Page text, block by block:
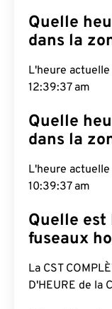
Quelle
dans la
L'heure
12:39:38 am
Quelle
dans la
L'heure
10:39:38 am
Quelle
fuseaux
La CST
D'HEURE de la